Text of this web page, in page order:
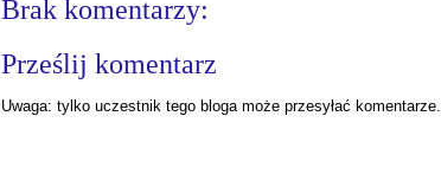
Brak komentarzy:
Prześlij komentarz
Uwaga: tylko uczestnik tego bloga może przesyłać komentarze.